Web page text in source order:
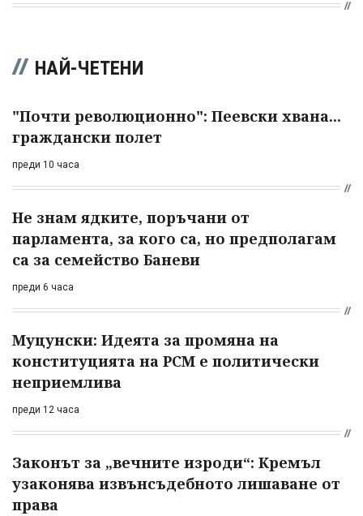
НАЙ-ЧЕТЕНИ
"Почти революционно": Пеевски хвана...
граждански полет
преди 10 часа
Не знам ядките, поръчани от
парламента, за кого са, но предполагам
са за семейство Баневи
преди 6 часа
Муцунски: Идеята за промяна на
конституцията на РСМ е политически
неприемлива
преди 12 часа
Законът за „вечните изроди“: Кремъл
узаконява извънсъдебното лишаване от
права